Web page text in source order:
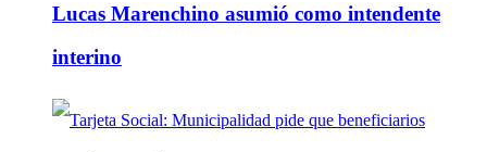
Lucas Marenchino asumió como intendente
interino